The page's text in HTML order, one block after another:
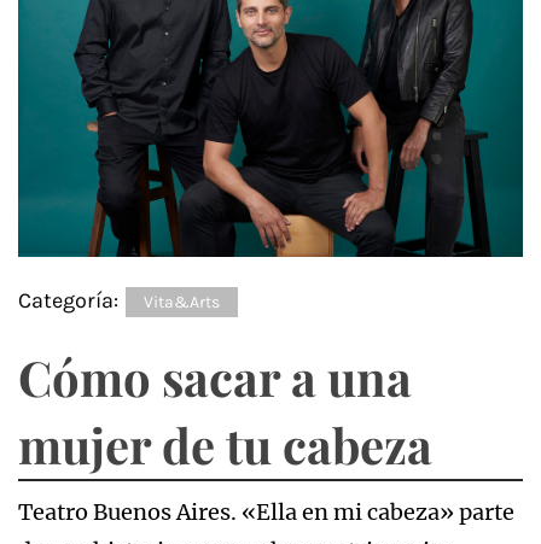
Categoría: Vita&Arts
Cómo sacar a una
mujer de tu cabeza
Teatro Buenos Aires. «Ella en mi cabeza» parte